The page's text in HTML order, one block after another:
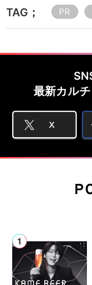
TAG； PR
最新カル